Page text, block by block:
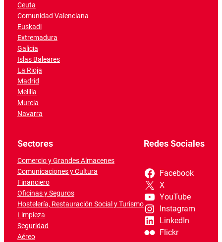
Ceuta
Comunidad Valenciana
Euskadi
Extremadura
Galicia
Islas Baleares
La Rioja
Madrid
Melilla
Murcia
Navarra
Sectores
Comercio y Grandes Almacenes
Comunicaciones y Cultura
Financiero
Oficinas y Seguros
Hostelería, Restauración Social y Turismo
Limpieza
Seguridad
Aéreo
Redes Sociales
Facebook
X
YouTube
Instagram
LinkedIn
Flickr